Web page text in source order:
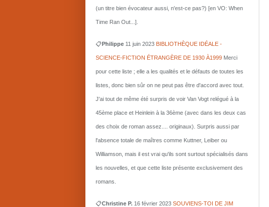
(un titre bien évocateur aussi, n'est-ce pas?) [en VO: When
Time Ran Out...].
📋Philippe 11 juin 2023 BIBLIOTHÈQUE IDÉALE -
SCIENCE-FICTION ÉTRANGÈRE DE 1930 À1999 Merci
pour cette liste ; elle a les qualités et le défauts de toutes les
listes, donc bien sûr on ne peut pas être d'accord avec tout.
J'ai tout de même été surpris de voir Van Vogt relégué à la
45ème place et Heinlein à la 36ème (avec dans les deux cas
des choix de roman assez.... originaux). Surpris aussi par
l'absence totale de maîtres comme Kuttner, Leiber ou
Williamson, mais il est vrai qu'ils sont surtout spécialisés dans
les nouvelles, et que cette liste présente exclusivement des
romans.
📋Christine P. 16 février 2023 SOUVIENS-TOI DE JIM